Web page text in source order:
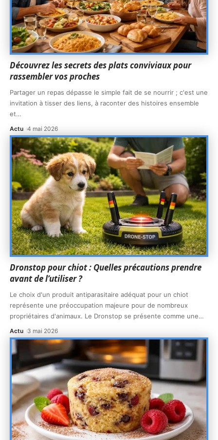
Découvrez les secrets des plats conviviaux pour
rassembler vos proches
Partager un repas dépasse le simple fait de se nourrir ; c'est une
invitation à tisser des liens, à raconter des histoires ensemble
et…
Actu 4 mai 2026
Dronstop pour chiot : Quelles précautions prendre
avant de l’utiliser ?
Le choix d'un produit antiparasitaire adéquat pour un chiot
représente une préoccupation majeure pour de nombreux
propriétaires d'animaux. Le Dronstop se présente comme une…
Actu 3 mai 2026